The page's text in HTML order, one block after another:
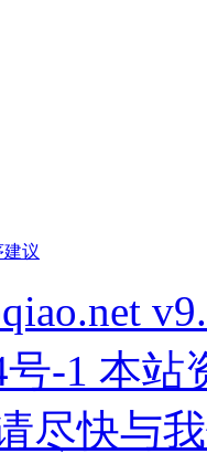
建议
号-1 本
尽快与